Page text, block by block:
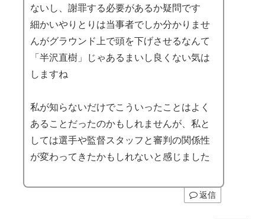
ないし、謝罪する必要があるか疑問です
細かいやりとりは当事者でしか分かりませ
んがグラウンド上で頭を下げさせるなんて
「半沢直樹」じゃあるまいし良くない気は
しますね
私が知らないだけでこういったことはよく
あることだったのかもしれませんが、私と
しては選手や監督スタッフと審判の関係性
が変わってきたかもしれないと感じました
返信